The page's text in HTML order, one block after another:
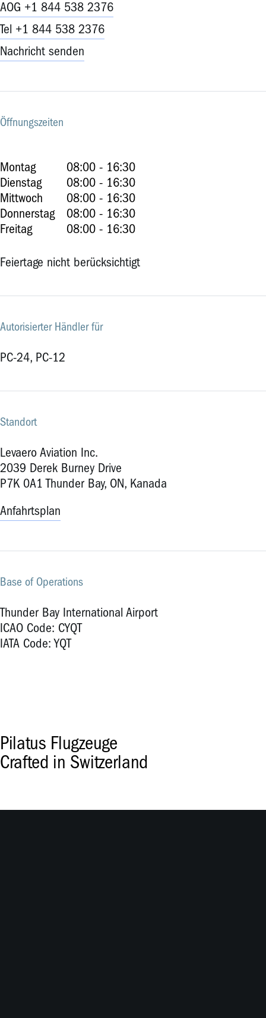
AOG +1 844 538 2376
Tel +1 844 538 2376
Nachricht senden
Öffnungszeiten
Montag
08:00 - 16:30
Dienstag
08:00 - 16:30
Mittwoch
08:00 - 16:30
Donnerstag
08:00 - 16:30
Freitag
08:00 - 16:30
Feiertage nicht berücksichtigt
Autorisierter Händler für
PC-24, PC-12
Standort
Levaero Aviation Inc.
2039 Derek Burney Drive
P7K 0A1 Thunder Bay, ON, Kanada
Anfahrtsplan
Base of Operations
Thunder Bay International Airport
ICAO Code: CYQT
IATA Code: YQT
Pilatus Flugzeuge
Crafted in Switzerland